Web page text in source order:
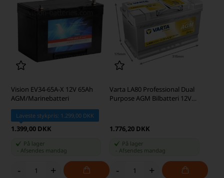
Vision EV34-65A-X 12V 65Ah
AGM/Marinebatteri
Laveste stykpris: 1.299,00 DKK
1.399,00 DKK
På lager
-Afsendes mandag
- +
Varta LA80 Professional Dual
Purpose AGM Bilbatteri 12V
1.776,20 DKK
På lager
Afsendes mandag
- +